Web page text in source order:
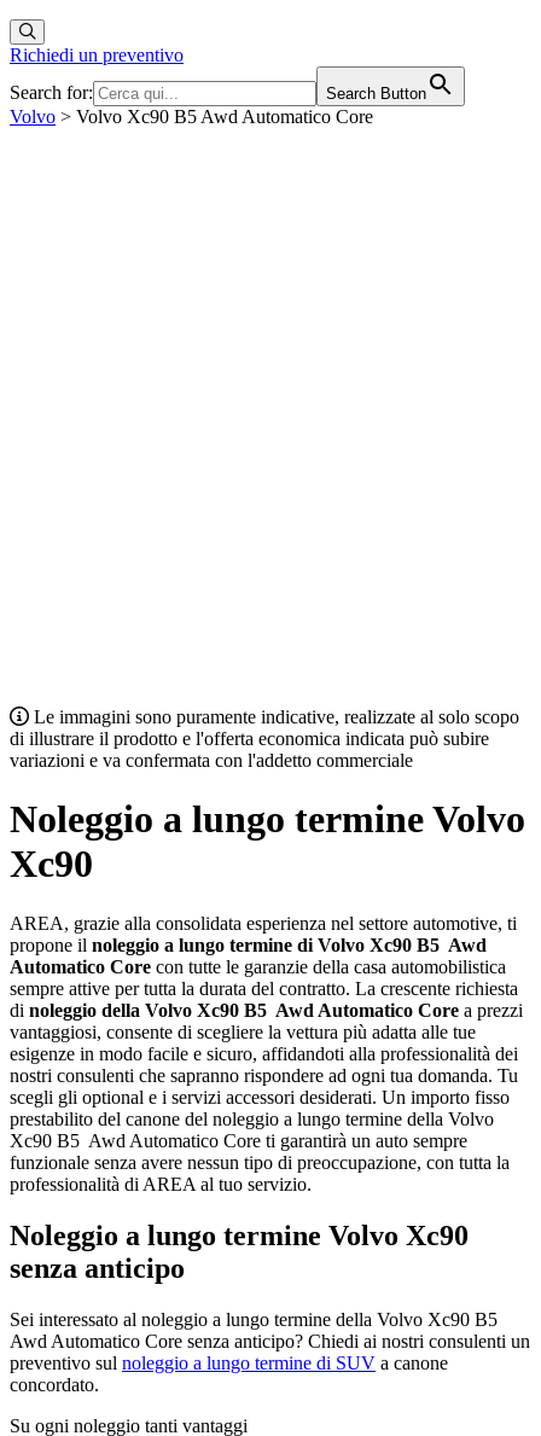
Richiedi un preventivo
Search for:
Search Button
Volvo > Volvo Xc90 B5 Awd Automatico Core
Le immagini sono puramente indicative, realizzate al solo scopo
di illustrare il prodotto e l'offerta economica indicata può subire
variazioni e va confermata con l'addetto commerciale
Noleggio a lungo termine Volvo
Xc90
AREA, grazie alla consolidata esperienza nel settore automotive, ti
propone il noleggio a lungo termine di Volvo Xc90 B5 Awd
Automatico Core con tutte le garanzie della casa automobilistica
sempre attive per tutta la durata del contratto. La crescente richiesta
di noleggio della Volvo Xc90 B5 Awd Automatico Core a prezzi
vantaggiosi, consente di scegliere la vettura più adatta alle tue
esigenze in modo facile e sicuro, affidandoti alla professionalità dei
nostri consulenti che sapranno rispondere ad ogni tua domanda. Tu
scegli gli optional e i servizi accessori desiderati. Un importo fisso
prestabilito del canone del noleggio a lungo termine della Volvo
Xc90 B5 Awd Automatico Core ti garantirà un auto sempre
funzionale senza avere nessun tipo di preoccupazione, con tutta la
professionalità di AREA al tuo servizio.
Noleggio a lungo termine Volvo Xc90
senza anticipo
Sei interessato al noleggio a lungo termine della Volvo Xc90 B5
Awd Automatico Core senza anticipo? Chiedi ai nostri consulenti un
preventivo sul noleggio a lungo termine di SUV a canone
concordato.
Su ogni noleggio tanti vantaggi